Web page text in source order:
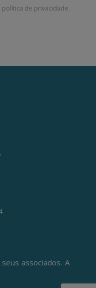
política de privacidade.
associados. A